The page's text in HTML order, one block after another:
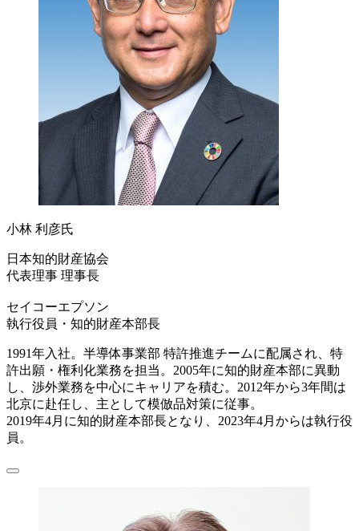
小林 利彦氏
日本知的財産協会
代表理事 理事長
セイコーエプソン
執行役員・知的財産本部長
1991年入社。半導体事業部 特許推進チームに配属され、特
許出願・権利化業務を担当。2005年に知的財産本部に異動
し、渉外業務を中心にキャリアを積む。2012年から3年間は
北京に赴任し、主として模倣品対策に従事。
2019年4月に知的財産本部長となり、2023年4月からは執行役
員。